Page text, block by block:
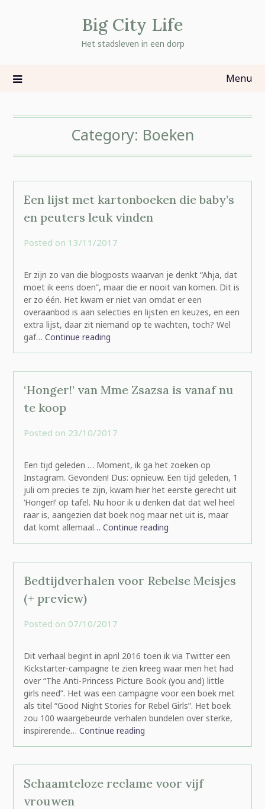
Big City Life
Het stadsleven in een dorp
Menu
Category: Boeken
Een lijst met kartonboeken die baby’s
en peuters leuk vinden
Posted on 13/11/2017
Er zijn zo van die blogposts waarvan je denkt “Ahja, dat
moet ik eens doen”, maar die er nooit van komen. Dit is
er zo één. Het kwam er niet van omdat er een
overaanbod is aan selecties en lijsten en keuzes, en een
extra lijst, daar zit niemand op te wachten, toch? Wel
gaf… Continue reading
‘Honger!’ van Mme Zsazsa is vanaf nu
te koop
Posted on 23/10/2017
Een tijd geleden … Moment, ik ga het zoeken op
Instagram. Gevonden! Dus: opnieuw. Een tijd geleden, 1
juli om precies te zijn, kwam hier het eerste gerecht uit
‘Honger!’ op tafel. Nu hoor ik u denken dat dat wel heel
raar is, aangezien dat boek nog maar net uit is, maar
dat komt allemaal… Continue reading
Bedtijdverhalen voor Rebelse Meisjes
(+ preview)
Posted on 07/10/2017
Dit verhaal begint in april 2016 toen ik via Twitter een
Kickstarter-campagne te zien kreeg waar men het had
over “The Anti-Princess Picture Book (you and) little
girls need”. Het was een campagne voor een boek met
als titel “Good Night Stories for Rebel Girls”. Het boek
zou 100 waargebeurde verhalen bundelen over sterke,
inspirerende… Continue reading
Schaamteloze reclame voor vijf
vrouwen